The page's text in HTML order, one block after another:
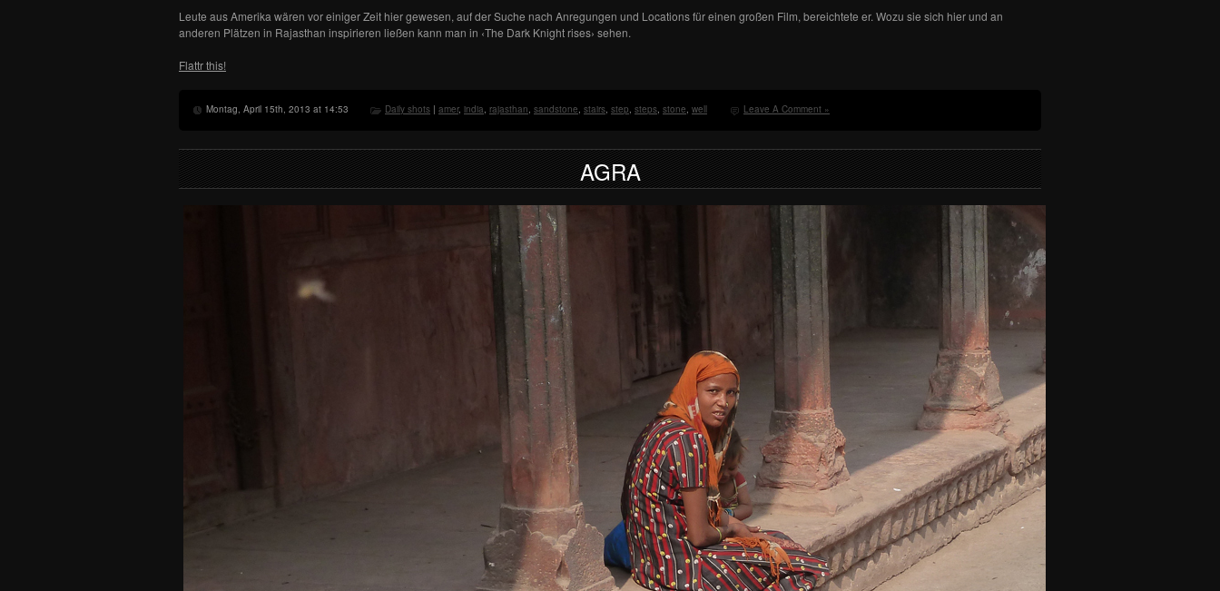
Leute aus Amerika wären vor einiger Zeit hier gewesen, auf der Suche nach Anregungen und Locations für einen großen Film, bereichtete er. Wozu sie sich hier und an
anderen Plätzen in Rajasthan inspirieren ließen kann man in ‹The Dark Knight rises› sehen.
Flattr this!
Montag, April 15th, 2013 at 14:53 Daily shots | amer, india, rajasthan, sandstone, stairs, step, steps, stone, well Leave A Comment »
AGRA